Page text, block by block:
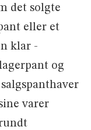
det solgte
eller et
klar -
og
varer